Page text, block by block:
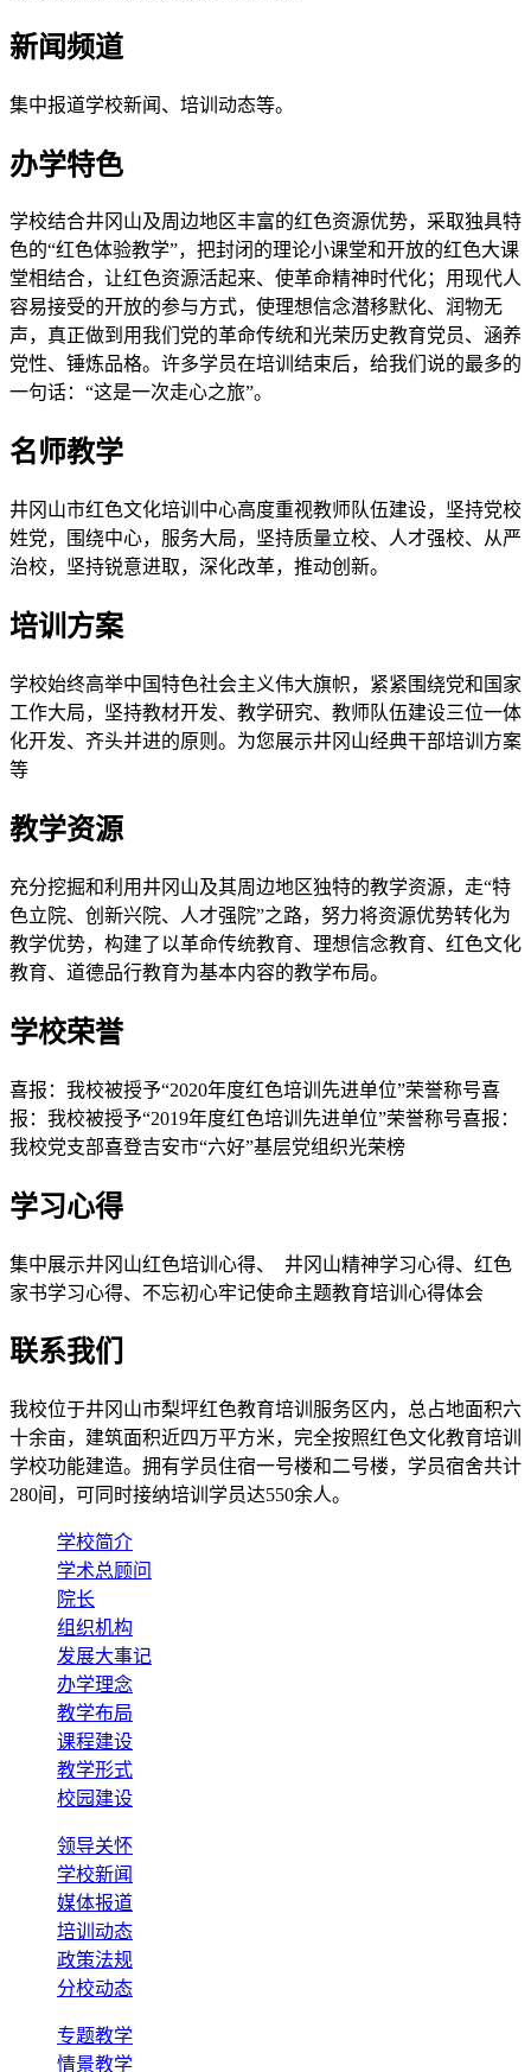
新闻频道
集中报道学校新闻、培训动态等。
办学特色
学校结合井冈山及周边地区丰富的红色资源优势，采取独具特
色的“红色体验教学”，把封闭的理论小课堂和开放的红色大课
堂相结合，让红色资源活起来、使革命精神时代化；用现代人
容易接受的开放的参与方式，使理想信念潜移默化、润物无
声，真正做到用我们党的革命传统和光荣历史教育党员、涵养
党性、锤炼品格。许多学员在培训结束后，给我们说的最多的
一句话：“这是一次走心之旅”。
名师教学
井冈山市红色文化培训中心高度重视教师队伍建设，坚持党校
姓党，围绕中心，服务大局，坚持质量立校、人才强校、从严
治校，坚持锐意进取，深化改革，推动创新。
培训方案
学校始终高举中国特色社会主义伟大旗帜，紧紧围绕党和国家
工作大局，坚持教材开发、教学研究、教师队伍建设三位一体
化开发、齐头并进的原则。为您展示井冈山经典干部培训方案
等
教学资源
充分挖掘和利用井冈山及其周边地区独特的教学资源，走“特
色立院、创新兴院、人才强院”之路，努力将资源优势转化为
教学优势，构建了以革命传统教育、理想信念教育、红色文化
教育、道德品行教育为基本内容的教学布局。
学校荣誉
喜报：我校被授予“2020年度红色培训先进单位”荣誉称号喜
报：我校被授予“2019年度红色培训先进单位”荣誉称号喜报：
我校党支部喜登吉安市“六好”基层党组织光荣榜
学习心得
集中展示井冈山红色培训心得、 井冈山精神学习心得、红色
家书学习心得、不忘初心牢记使命主题教育培训心得体会
联系我们
我校位于井冈山市梨坪红色教育培训服务区内，总占地面积六
十余亩，建筑面积近四万平方米，完全按照红色文化教育培训
学校功能建造。拥有学员住宿一号楼和二号楼，学员宿舍共计
280间，可同时接纳培训学员达550余人。
学校简介
学术总顾问
院长
组织机构
发展大事记
办学理念
教学布局
课程建设
教学形式
校园建设
领导关怀
学校新闻
媒体报道
培训动态
政策法规
分校动态
专题教学
情景教学